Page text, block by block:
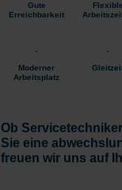
Gute
Erreichbarkeit
Flexible
Moderner
Arbeitsplatz
Ob
Sie eine
freuen wir uns auf